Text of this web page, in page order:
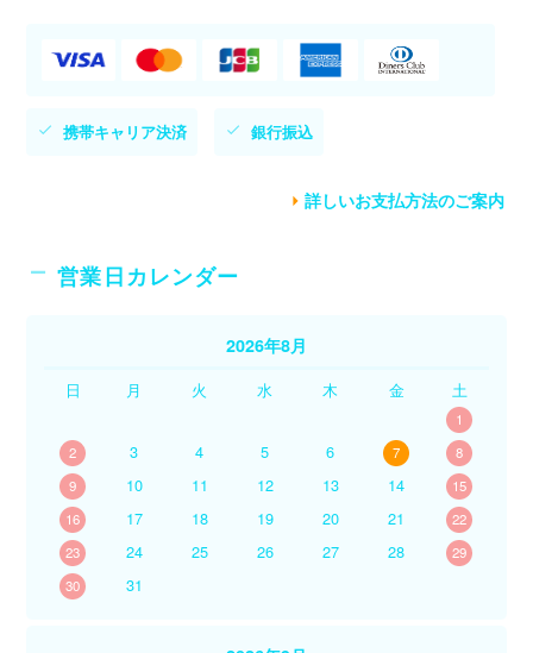
携帯キャリア決済 銀行振込
詳しいお支払方法のご案内
営業日カレンダー
2026年8月
日 月 火 水 木 金 土
1
2
3 4 5 6 7
8
9
10 11 12 13 14
15
16
17 18 19 20 21
22
23
24 25 26 27 28
29
30
31